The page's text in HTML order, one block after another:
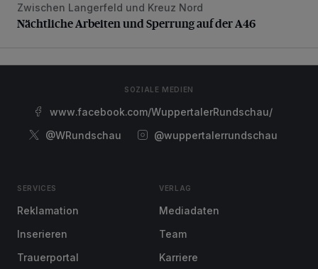
Nächtliche Arbeiten und Sperrung auf der A46
Zwischen Langerfeld und Kreuz Nord
Nächtliche Arbeiten und Sperrung auf der A46
SOZIALE MEDIEN
www.facebook.com/WuppertalerRundschau/
@WRundschau
@wuppertalerrundschau
SERVICES
Reklamation
Inserieren
Trauerportal
VERLAG
Mediadaten
Team
Karriere